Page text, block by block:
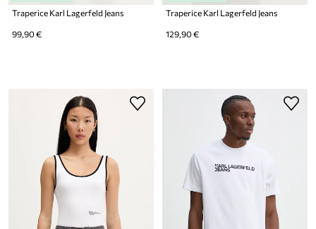
Traperice Karl Lagerfeld Jeans
99,90 €
Traperice Karl Lagerfeld Jeans
129,90 €